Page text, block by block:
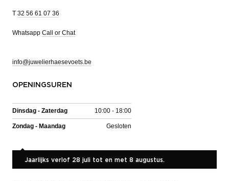
T 32 56 61 07 36
Whatsapp Call or Chat
info@juwelierhaesevoets.be
OPENINGSUREN
Dinsdag - Zaterdag 10:00 - 18:00
Zondag - Maandag Gesloten
Jaarlijks verlof 28 juli tot en met 8 augustus.